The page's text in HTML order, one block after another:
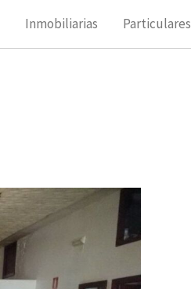
Inmobiliarias Particulares